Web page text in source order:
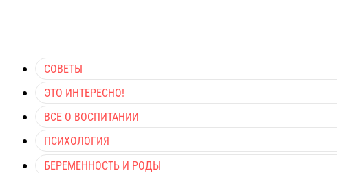
СОВЕТЫ
ЭТО ИНТЕРЕСНО!
ВСЕ О ВОСПИТАНИИ
ПСИХОЛОГИЯ
БЕРЕМЕННОСТЬ И РОДЫ